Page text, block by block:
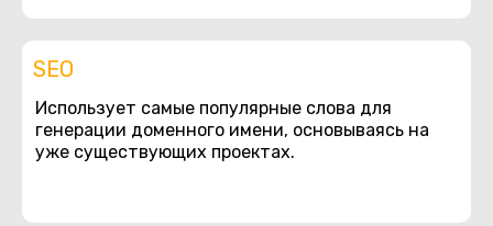
SEO
Использует самые популярные слова для
генерации доменного имени, основываясь на
уже существующих проектах.